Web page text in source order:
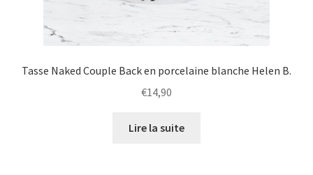
Tasse Naked Couple Back en porcelaine blanche Helen B.
€14,90
Lire la suite